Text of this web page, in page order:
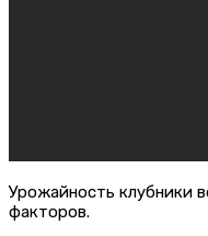
Урожайность клубники
факторов.